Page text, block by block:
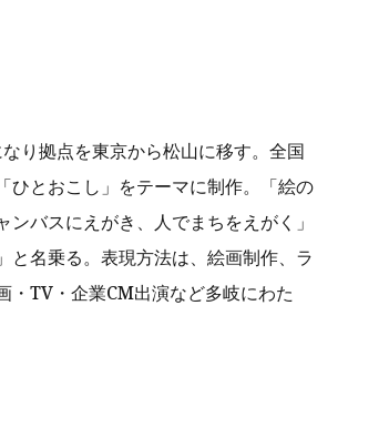
り拠点を東京から松山に移す。全国
ひとおこし」をテーマに制作。「絵の
バスにえがき、人でまちをえがく」
と名乗る。表現方法は、絵画制作、ラ
・TV・企業CM出演など多岐にわた